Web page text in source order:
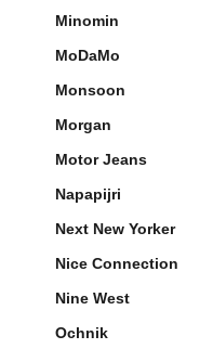
Minomin
MoDaMo
Monsoon
Morgan
Motor Jeans
Napapijri
Next New Yorker
Nice Connection
Nine West
Ochnik